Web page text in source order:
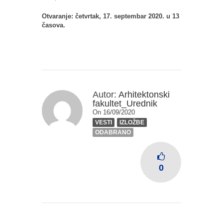
Otvaranje: četvrtak, 17. septembar 2020. u 13
časova.
Autor: Arhitektonski
fakultet_Urednik
On 16/09/2020
VESTI
IZLOŽBE
ODABRANO
0